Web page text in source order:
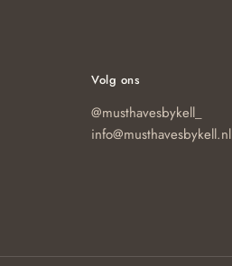
Volg ons
@musthavesbykell_
info@musthavesbykell.nl